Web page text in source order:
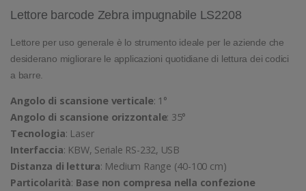
Lettore barcode Zebra impugnabile LS2208
Lettore per uso generale è lo strumento ideale per le aziende che
desiderano migliorare le applicazioni quotidiane di lettura dei codici
a barre.
Angolo di scansione verticale: 1°
Angolo di scansione orizzontale: 35°
Tecnologia: Laser
Interfaccia: KBW, Seriale RS-232, USB
Distanza di lettura: Medium Range (40-100 cm)
Particolarità: Base non compresa nella confezione